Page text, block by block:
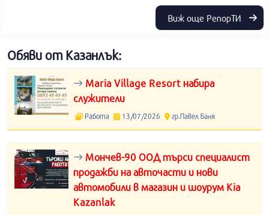
Виж още РепорТИ
Обяви от Казанлък:
Maria Village Resort набира
служители
Работа 13/07/2026 гр.Павел Баня
Мончев-90 ООД търси специалист
продажби на авточасти и нови
автомобили в магазин и шоурум Kia
Kazanlak